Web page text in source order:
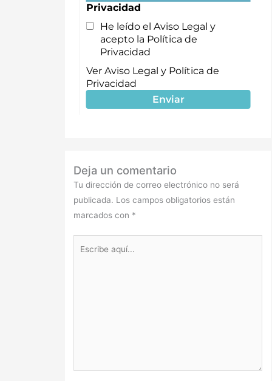
Deja un comentario
Tu dirección de correo electrónico no será
publicada. Los campos obligatorios están
marcados con *